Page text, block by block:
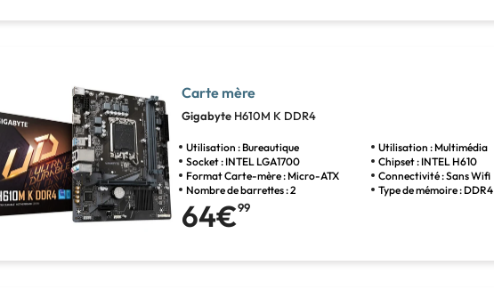
Carte mère
Gigabyte H610M K DDR4
Utilisation : Bureautique
Utilisation : Multimédia
Socket : INTEL LGA1700
Chipset : INTEL H610
Format Carte-mère : Micro-ATX
Connectivité : Sans Wifi
Nombre de barrettes : 2
Type de mémoire : DDR4
64€99